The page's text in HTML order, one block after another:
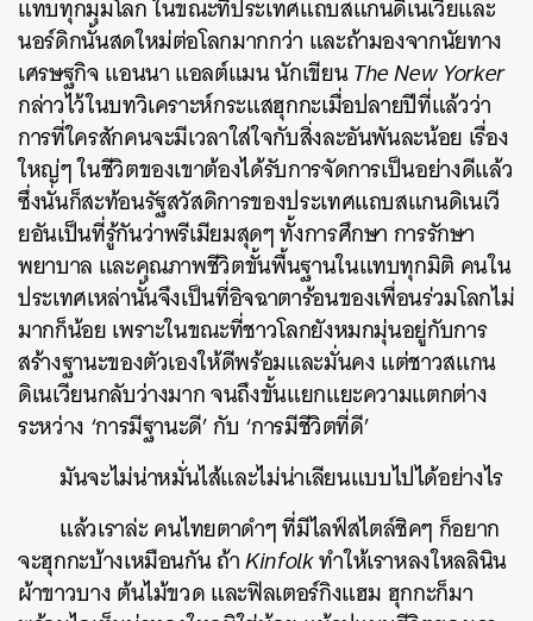
แทบทุกมุมโลก ในขณะที่ประเทศแถบสแกนดิเนเวียและ
นอร์ดิกนั้นสดใหม่ต่อโลกมากกว่า และถ้ามองจากนัยทาง
เศรษฐกิจ แอนนา แอลต์แมน นักเขียนThe New Yorker
กล่าวไว้ในบทวิเคราะห์กระแสฮุกกะเมื่อปลายปีที่แล้วว่า
การที่ใครสักคนจะมีเวลาใส่ใจกับสิ่งละอันพันละน้อย เรื่อง
ใหญ่ๆ ในชีวิตของเขาต้องได้รับการจัดการเป็นอย่างดีแล้ว
ซึ่งนั่นก็สะท้อนรัฐสวัสดิการของประเทศแถบสแกนดิเนเวี
ยอันเป็นที่รู้กันว่าพรีเมียมสุดๆ ทั้งการศึกษา การรักษา
พยาบาล และคุณภาพชีวิตขั้นพื้นฐานในแทบทุกมิติ คนใน
ประเทศเหล่านั้นจึงเป็นที่อิจฉาตาร้อนของเพื่อนร่วมโลกไม่
มากก็น้อย เพราะในขณะที่ชาวโลกยังหมกมุ่นอยู่กับการ
สร้างฐานะของตัวเองให้ดีพร้อมและมั่นคง แต่ชาวสแกน
ดิเนเวียนกลับว่างมาก จนถึงขั้นแยกแยะความแตกต่าง
ระหว่าง ‘การมีฐานะดี’ กับ ‘การมีชีวิตที่ดี’
มันจะไม่น่าหมั่นไส้และไม่น่าเลียนแบบไปได้อย่างไร
แล้วเราล่ะ คนไทยตาดำๆ ที่มีไลฟ์สไตล์ชิคๆ ก็อยาก
จะฮุกกะบ้างเหมือนกัน ถ้าKinfolkทำให้เราหลงใหลลินิน
ผ้าขาวบาง ต้นไม้ขวด และฟิลเตอร์กิงแฮม ฮุกกะก็มา